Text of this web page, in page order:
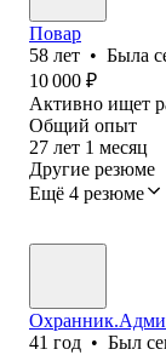
Повар
58 лет • Была
10 000 ₽
Активно ищет
Общий опыт
27 лет 1 месяц
Другие резюме
Ещё 4 резюме
41 год • Был